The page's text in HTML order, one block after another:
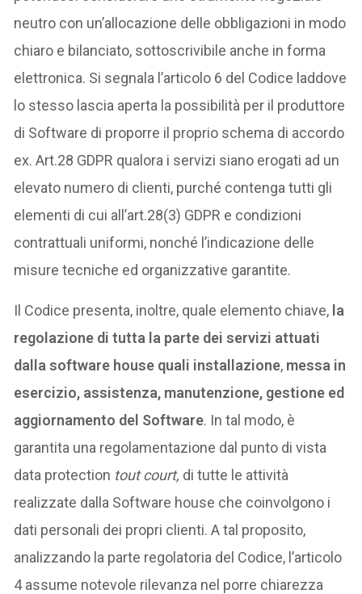
neutro con un’allocazione delle obbligazioni in modo
chiaro e bilanciato, sottoscrivibile anche in forma
elettronica. Si segnala l’articolo 6 del Codice laddove
lo stesso lascia aperta la possibilità per il produttore
di Software di proporre il proprio schema di accordo
ex. Art.28 GDPR qualora i servizi siano erogati ad un
elevato numero di clienti, purché contenga tutti gli
elementi di cui all’art.28(3) GDPR e condizioni
contrattuali uniformi, nonché l’indicazione delle
misure tecniche ed organizzative garantite.
Il Codice presenta, inoltre, quale elemento chiave, la
regolazione di tutta la parte dei servizi attuati
dalla software house quali installazione, messa in
esercizio, assistenza, manutenzione, gestione ed
aggiornamento del Software. In tal modo, è
garantita una regolamentazione dal punto di vista
data protection tout court, di tutte le attività
realizzate dalla Software house che coinvolgono i
dati personali dei propri clienti. A tal proposito,
analizzando la parte regolatoria del Codice, l’articolo
4 assume notevole rilevanza nel porre chiarezza